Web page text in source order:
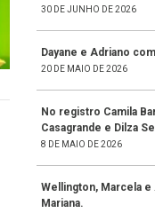
30 DE JUNHO DE 2026
Dayane e Adriano
20 DE MAIO DE 2026
No registro Camila
Casagrande e Dilza
8 DE MAIO DE 2026
Wellington, Marcela
Mariana.